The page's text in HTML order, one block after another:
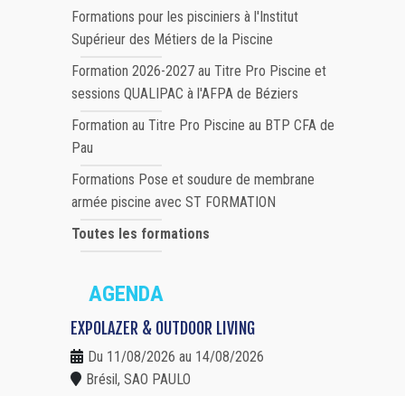
Formations pour les pisciniers à l'Institut
Supérieur des Métiers de la Piscine
Formation 2026-2027 au Titre Pro Piscine et
sessions QUALIPAC à l'AFPA de Béziers
Formation au Titre Pro Piscine au BTP CFA de
Pau
Formations Pose et soudure de membrane
armée piscine avec ST FORMATION
Toutes les formations
AGENDA
EXPOLAZER & OUTDOOR LIVING
Du 11/08/2026 au 14/08/2026
Brésil, SAO PAULO